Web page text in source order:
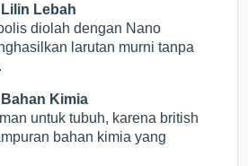
Lebah
diolah dengan Nano
larutan murni tanpa
Kimia
untuk tubuh, karena british
bahan kimia yang